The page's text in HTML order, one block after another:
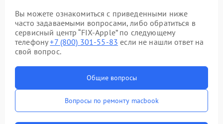
Вы можете ознакомиться с приведенными ниже
часто задаваемыми вопросами, либо обратиться в
сервисный центр “FIX-Apple” по следующему
телефону+7 (800) 301-55-83 если не нашли ответ на
свой вопрос.
Общие вопросы
Вопросы по ремонту macbook